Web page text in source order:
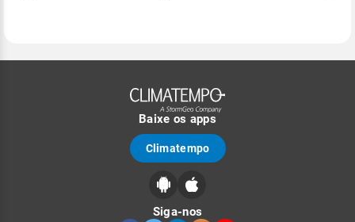
Baixe os apps
Climatempo
Siga-nos